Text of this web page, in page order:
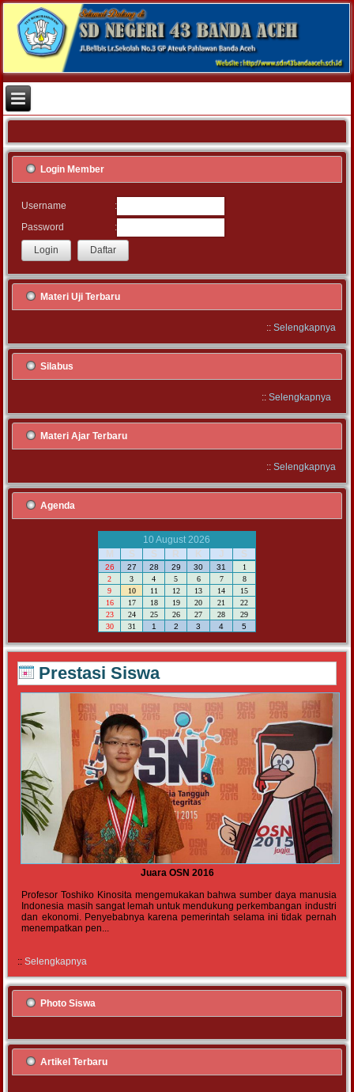
Login Member
Username
:
Password
:
Materi Uji Terbaru
:: Selengkapnya
Silabus
:: Selengkapnya
Materi Ajar Terbaru
:: Selengkapnya
Agenda
10 August 2026
M
S S R K J S
26 27 28 29 30 31
1
2
3 4 5 6 7
8
9
10 11 12 13 14
15
16
17 18 19 20 21
22
23
24 25 26 27 28
29
30
31 1 2 3 4 5
Prestasi Siswa
Juara OSN 2016
Profesor Toshiko Kinosita mengemukakan bahwa sumber daya manusia
Indonesia masih sangat lemah untuk mendukung perkembangan industri
dan ekonomi. Penyebabnya karena pemerintah selama ini tidak pernah
menempatkan pen...
::Selengkapnya
Photo Siswa
Artikel Terbaru